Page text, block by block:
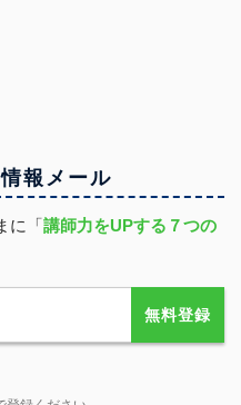
情報メール
に「 講師力をUPする７つの
無料登録